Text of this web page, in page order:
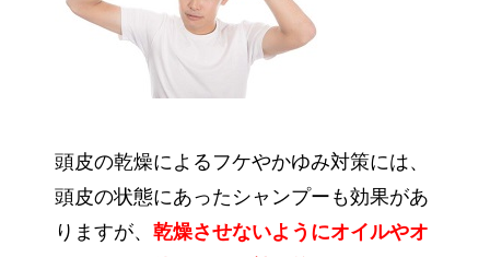
頭皮の乾燥によるフケやかゆみ対策には、
頭皮の状態にあったシャンプーも効果があ
りますが、 乾燥させないようにオイルやオ